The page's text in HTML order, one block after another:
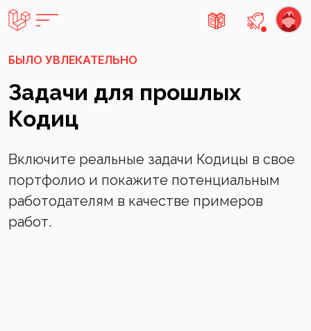
Есть не
БЫЛО УВЛЕКАТЕЛЬНО
Задачи для прошлых
Кодиц
Включите реальные задачи Кодицы в свое
портфолио и покажите потенциальным
работодателям в качестве примеров
работ.